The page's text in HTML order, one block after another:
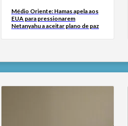
Médio Oriente: Hamas apela aos
EUA para pressionarem
Netanyahu a aceitar plano de paz